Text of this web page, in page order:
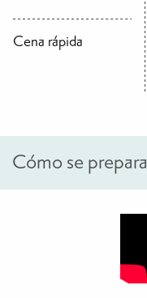
Cena rápida
Cómo se prepara